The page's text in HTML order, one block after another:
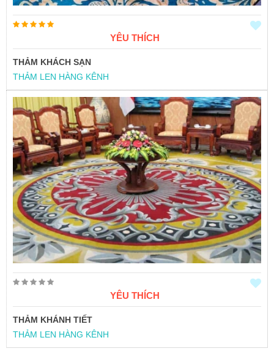
YÊU THÍCH
THẢM KHÁCH SẠN
THẢM LEN HÀNG KÊNH
YÊU THÍCH
THẢM KHÁNH TIẾT
THẢM LEN HÀNG KÊNH